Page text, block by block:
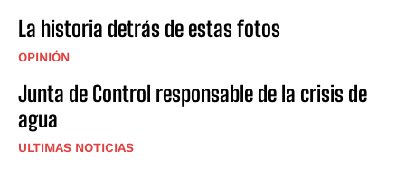
La historia detrás de estas fotos
OPINIÓN
Junta de Control responsable de la crisis de
agua
ULTIMAS NOTICIAS